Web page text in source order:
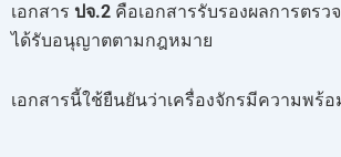
เอกสาร ปจ.2 คือเอกสารรับรองผลการตร
ได้รับอนุญาตตามกฎหมาย
เอกสารนี้ใช้ยืนยันว่าเครื่องจักรมีความพร้